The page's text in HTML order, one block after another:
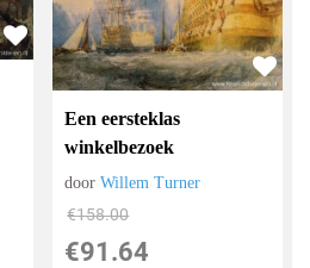
Een eersteklas
winkelbezoek
doorWillem Turner
€158.00
€91.64